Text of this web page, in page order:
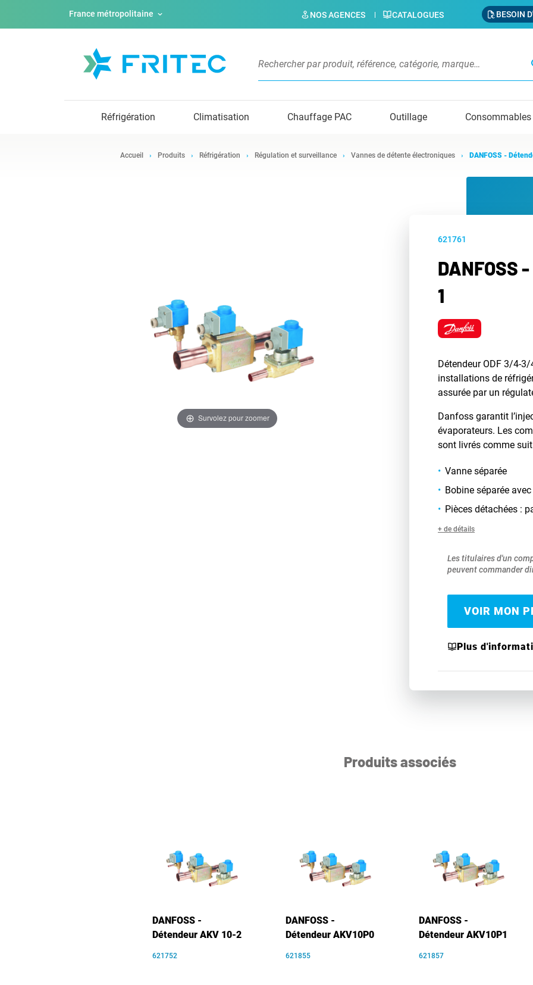
France métropolitaine NOS AGENCES CATALOGUES BESOIN
Réfrigération Climatisation Chauffage PAC Outillage Consommables
Accueil Produits Réfrigération Régulation et surveillance Vannes de détente électroniques DANFOSS -
Survolez pour zoomer
621761
DANFOSS
1
Détendeur ODF 3/4-
installations de
assurée par un
Danfoss garantit
évaporateurs. Les
sont livrés comme
Vanne séparée
Bobine séparée
Pièces détachées :
+ de détails
Les titulaires d'un
peuvent commander
VOIR MON
Plus
Produits associés
DANFOSS -
Détendeur AKV 10-2
621752
DANFOSS -
Détendeur AKV10P0
621855
DANFOSS -
Détendeur AKV10P1
621857